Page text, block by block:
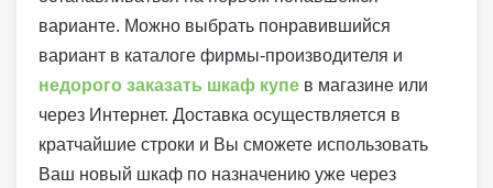
варианте. Можно выбрать понравившийся
вариант в каталоге фирмы-производителя и
недорого заказать шкаф купе в магазине или
через Интернет. Доставка осуществляется в
кратчайшие строки и Вы сможете использовать
Ваш новый шкаф по назначению уже через